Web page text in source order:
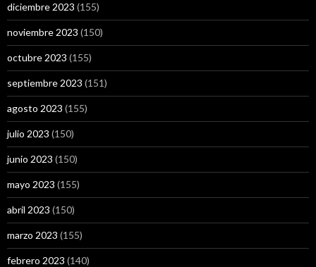
diciembre 2023 (155)
noviembre 2023 (150)
octubre 2023 (155)
septiembre 2023 (151)
agosto 2023 (155)
julio 2023 (150)
junio 2023 (150)
mayo 2023 (155)
abril 2023 (150)
marzo 2023 (155)
febrero 2023 (140)